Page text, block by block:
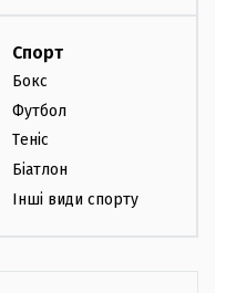
Спорт
Бокс
Футбол
Теніс
Біатлон
Інші види спорту